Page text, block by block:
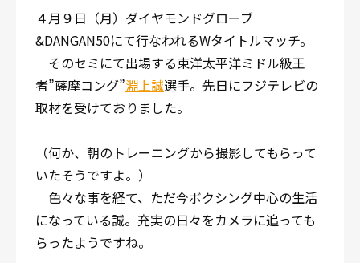
八王子中屋ボクシングジム
〒192-0072 東京都八王子市南町3-8 第2原嶋ビル1F
Tel/Fax：042-622-7222
営業時間：月〜土 14:00〜22:00 / 日・祝 14:00〜19:00
４月９日（月）ダイヤモンドグローブ
&DANGAN50にて行なわれるWタイトルマッチ。
そのセミにて出場する東洋太平洋ミドル級王
者”薩摩コング”淵上誠選手。先日にフジテレビの
取材を受けておりました。
（何か、朝のトレーニングから撮影してもらって
いたそうですよ。）
色々な事を経て、ただ今ボクシング中心の生活
になっている誠。充実の日々をカメラに追っても
らったようですね。